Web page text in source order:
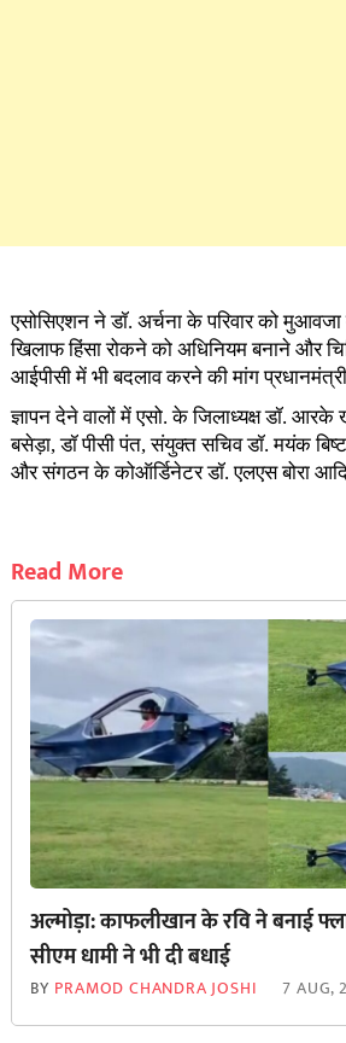
एसोसिएशन ने डॉ. अर्चना के परिवार को
खिलाफ हिंसा रोकने को अधिनियम बनाने और
आईपीसी में भी बदलाव करने की मांग
ज्ञापन देने वालों में एसो. के जिलाध्यक्ष डॉ. आरके
बसेड़ा, डॉ पीसी पंत, संयुक्त सचिव डॉ. मयंक
और संगठन के कोऑर्डिनेटर डॉ. एलएस बोरा
Read More
अल्मोड़ा: काफलीखान के रवि ने बनाई
सीएम धामी ने भी दी बधाई
BY PRAMOD CHANDRA JOSHI 7 AUG,